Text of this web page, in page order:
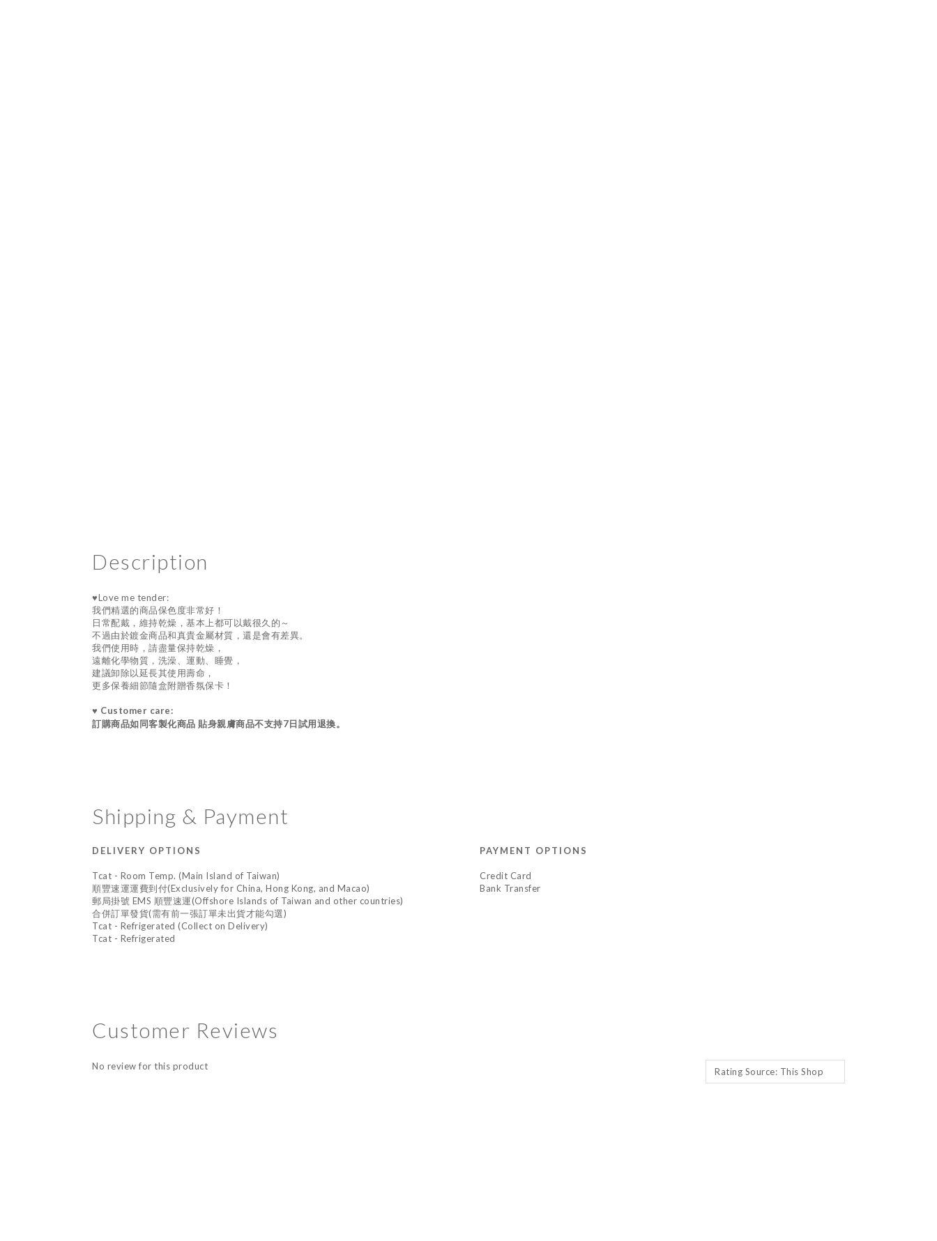
Description
♥Love me tender:
我們精選的商品保色度非常好！
日常配戴，維持乾燥，基本上都可以戴很久的～
不過由於鍍金商品和真貴金屬材質，還是會有差異。
我們使用時，請盡量保持乾燥，
遠離化學物質，洗澡、運動、睡覺，
建議卸除以延長其使用壽命，
更多保養細節隨盒附贈香氛保卡！
♥ Customer care:
訂購商品如同客製化商品 貼身親膚商品不支持7日試用退換。
Shipping & Payment
DELIVERY OPTIONS
Tcat - Room Temp. (Main Island of Taiwan)
順豐速運運費到付(Exclusively for China, Hong Kong, and Macao)
郵局掛號 EMS 順豐速運(Offshore Islands of Taiwan and other countries)
合併訂單發貨(需有前一張訂單未出貨才能勾選)
Tcat - Refrigerated (Collect on Delivery)
Tcat - Refrigerated
PAYMENT OPTIONS
Credit Card
Bank Transfer
Customer Reviews
No review for this product